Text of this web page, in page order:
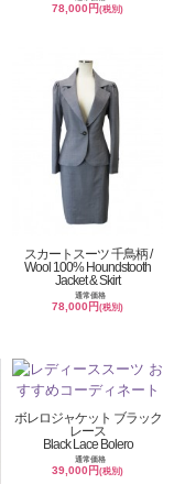
78,000円(税別)
スカートスーツ 千鳥柄 /
Wool 100% Houndstooth
Jacket & Skirt
通常価格
78,000円(税別)
ボレロジャケット ブラック
レース
Black Lace Bolero
通常価格
39,000円(税別)